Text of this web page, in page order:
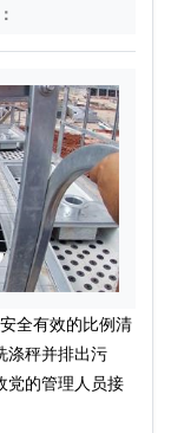
全有效的比例清
涤秤并排出污
党的管理人员接